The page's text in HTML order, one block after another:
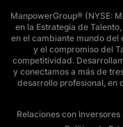
ManpowerGroup® (NYSE:
en la Estrategia de
en el cambiante mundo del
y el compromiso del
competitividad.
y conectamos a más de
desarrollo profesional, en
Relaciones con Inversores